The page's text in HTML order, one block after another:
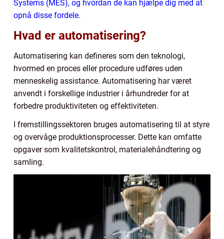
Systems (MES), og hvordan de kan hjælpe dig med at
opnå disse fordele.
Hvad er automatisering?
Automatisering kan defineres som den teknologi,
hvormed en proces eller procedure udføres uden
menneskelig assistance. Automatisering har været
anvendt i forskellige industrier i århundreder for at
forbedre produktiviteten og effektiviteten.
I fremstillingssektoren bruges automatisering til at styre
og overvåge produktionsprocesser. Dette kan omfatte
opgaver som kvalitetskontrol, materialehåndtering og
samling.